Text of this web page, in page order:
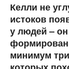
Келли не
истоков
у людей –
минимум